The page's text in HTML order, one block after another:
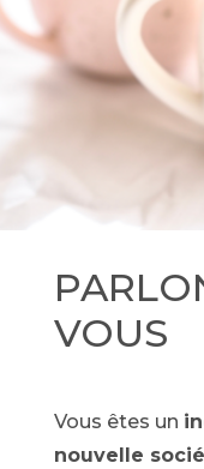
VOUS
Vous êtes un
nouvelle